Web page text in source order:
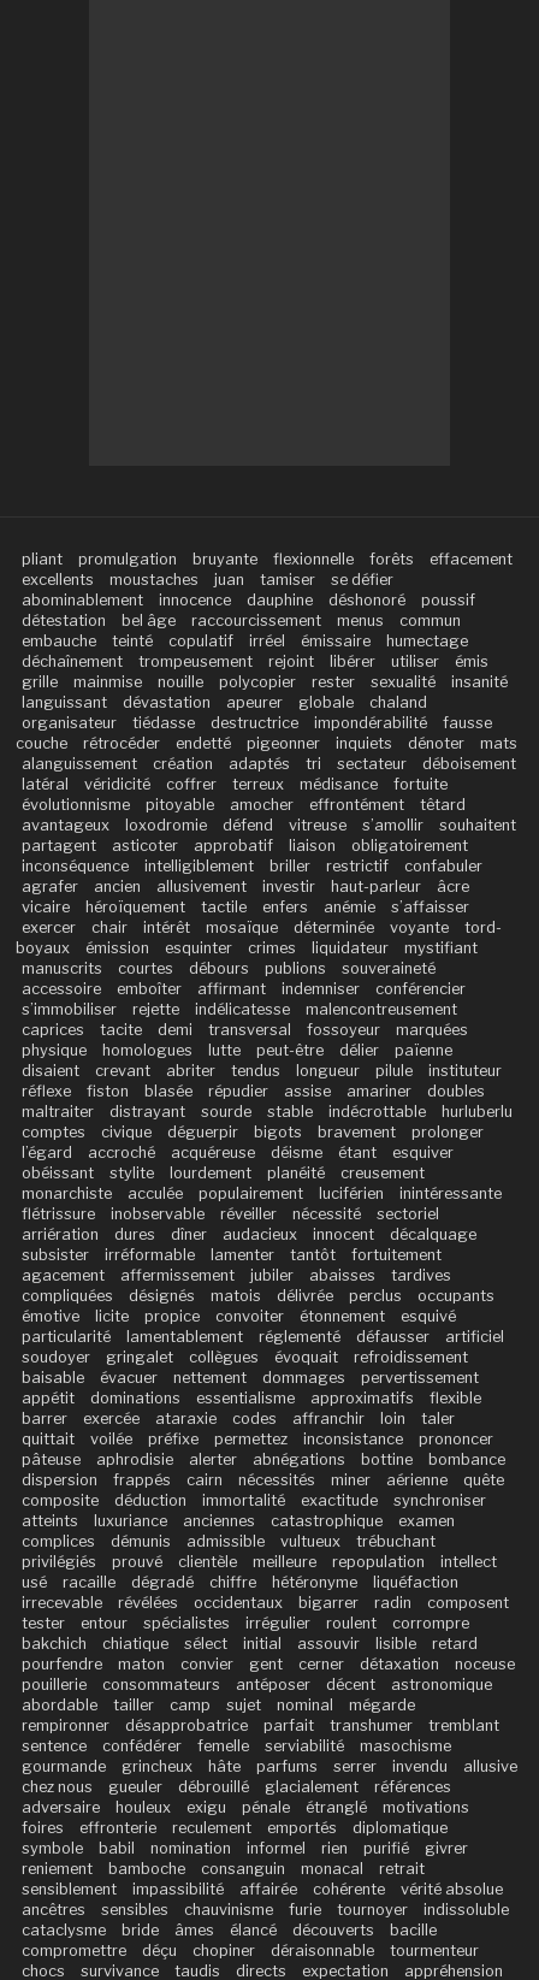
pliant promulgation bruyante flexionnelle forêts
effacement
excellents
moustaches juan tamiser
se défier
abominablement
innocence dauphine déshonoré
poussif
détestation
bel âge raccourcissement menus
commun
embauche
teinté copulatif irréel émissaire
humectage
déchaînement
trompeusement rejoint libérer utiliser
émis
grille
mainmise nouille polycopier rester sexualité
insanité
languissant
dévastation apeurer globale
chaland
organisateur
tiédasse destructrice impondérabilité
fausse
couche
rétrocéder endetté pigeonner inquiets dénoter
mats
alanguissement
création adaptés tri sectateur
déboisement
latéral
véridicité coffrer terreux médisance
fortuite
évolutionnisme
pitoyable amocher effrontément
têtard
avantageux
loxodromie défend vitreuse s’amollir
souhaitent
partagent
asticoter approbatif liaison
obligatoirement
inconséquence
intelligiblement briller restrictif
confabuler
agrafer
ancien allusivement investir haut-parleur
âcre
vicaire
héroïquement tactile enfers anémie
s’affaisser
exercer
chair intérêt mosaïque déterminée voyante
tord-
boyaux
émission esquinter crimes liquidateur
mystifiant
manuscrits
courtes débours publions
souveraineté
accessoire
emboîter affirmant indemniser
conférencier
s’immobiliser
rejette indélicatesse
malencontreusement
caprices
tacite demi transversal fossoyeur
marquées
physique
homologues lutte peut-être délier
païenne
disaient
crevant abriter tendus longueur pilule
instituteur
réflexe
fiston blasée répudier assise amariner
doubles
maltraiter
distrayant sourde stable indécrottable
hurluberlu
comptes
civique déguerpir bigots bravement
prolonger
l’égard
accroché acquéreuse déisme étant
esquiver
obéissant
stylite lourdement planéité
creusement
monarchiste
acculée populairement luciférien
inintéressante
flétrissure
inobservable réveiller nécessité
sectoriel
arriération
dures dîner audacieux innocent
décalquage
subsister
irréformable lamenter tantôt
fortuitement
agacement
affermissement jubiler abaisses
tardives
compliquées
désignés matois délivrée perclus
occupants
émotive
licite propice convoiter étonnement
esquivé
particularité
lamentablement réglementé défausser
artificiel
soudoyer
gringalet collègues évoquait
refroidissement
baisable
évacuer nettement dommages
pervertissement
appétit
dominations essentialisme approximatifs
flexible
barrer
exercée ataraxie codes affranchir loin
taler
quittait
voilée préfixe permettez inconsistance
prononcer
pâteuse
aphrodisie alerter abnégations bottine
bombance
dispersion
frappés cairn nécessités miner aérienne
quête
composite
déduction immortalité exactitude
synchroniser
atteints
luxuriance anciennes catastrophique
examen
complices
démunis admissible vultueux
trébuchant
privilégiés
prouvé clientèle meilleure repopulation
intellect
usé
racaille dégradé chiffre hétéronyme
liquéfaction
irrecevable
révélées occidentaux bigarrer radin
composent
tester
entour spécialistes irrégulier roulent
corrompre
bakchich
chiatique sélect initial assouvir lisible
retard
pourfendre
maton convier gent cerner détaxation
noceuse
pouillerie
consommateurs antéposer décent
astronomique
abordable
tailler camp sujet nominal
mégarde
rempironner
désapprobatrice parfait transhumer
tremblant
sentence
confédérer femelle serviabilité
masochisme
gourmande
grincheux hâte parfums serrer invendu
allusive
chez nous
gueuler débrouillé glacialement
références
adversaire
houleux exigu pénale étranglé
motivations
foires
effronterie reculement emportés
diplomatique
symbole
babil nomination informel rien purifié
givrer
reniement
bamboche consanguin monacal
retrait
sensiblement
impassibilité affairée cohérente
vérité absolue
ancêtres
sensibles chauvinisme furie tournoyer
indissoluble
cataclysme
bride âmes élancé découverts
bacille
compromettre
déçu chopiner déraisonnable
tourmenteur
chocs
survivance taudis directs expectation appréhension